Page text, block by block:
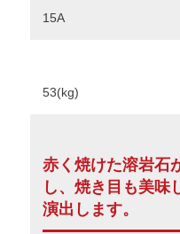
15A
53(kg)
赤く焼けた溶岩石
し、焼き目も美味
演出します。